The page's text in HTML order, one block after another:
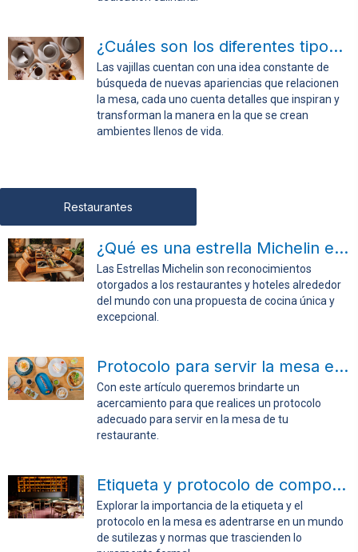
¿Cuáles son los diferentes tipos de vajillas?
Las vajillas cuentan con una idea constante de
búsqueda de nuevas apariencias que relacionen
la mesa, cada uno cuenta detalles que inspiran y
transforman la manera en la que se crean
ambientes llenos de vida.
Restaurantes
¿Qué es una estrella Michelin en cocina?
Las Estrellas Michelin son reconocimientos
otorgados a los restaurantes y hoteles alrededor
del mundo con una propuesta de cocina única y
excepcional.
Protocolo para servir la mesa en tu restaurante
Con este artículo queremos brindarte un
acercamiento para que realices un protocolo
adecuado para servir en la mesa de tu
restaurante.
Etiqueta y protocolo de comportamientos en la mesa
Explorar la importancia de la etiqueta y el
protocolo en la mesa es adentrarse en un mundo
de sutilezas y normas que trascienden lo